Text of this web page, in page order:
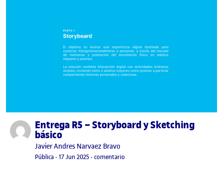
Publicado porEntrega R5 – Storyboard y Sketching
básico
Publicado por
Javier Andres Narvaez Bravo
Visibilidad:
Pública-Fecha de publicación
17 Jun 202517 junio, 2025 4:49 pm
-comentario